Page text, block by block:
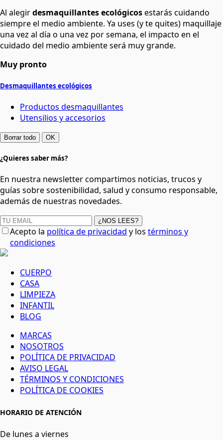
Al alegirdesmaquillantes ecológicosestarás cuidando
siempre el medio ambiente. Ya uses (y te quites) maquillaje
una vez al día o una vez por semana, el impacto en el
cuidado del medio ambiente será muy grande.
Muy pronto
Desmaquillantes ecológicos
Productos desmaquillantes
Utensilios y accesorios
Borrar todo OK
¿Quieres saber más?
En nuestra newsletter compartimos noticias, trucos y
guías sobre sostenibilidad, salud y consumo responsable,
además de nuestras novedades.
¿NOS LEES?
Acepto la política de privacidad y los términos y
condiciones
CUERPO
CASA
LIMPIEZA
INFANTIL
BLOG
MARCAS
NOSOTROS
POLÍTICA DE PRIVACIDAD
AVISO LEGAL
TÉRMINOS Y CONDICIONES
POLÍTICA DE COOKIES
HORARIO DE ATENCIÓN
De lunes a viernes